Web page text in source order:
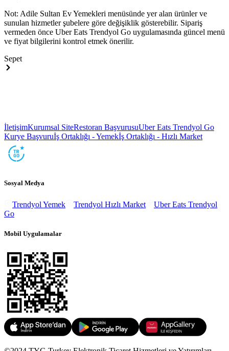
Not: Adile Sultan Ev Yemekleri menüsünde yer alan ürünler ve
sunulan hizmetler şubelere göre değişiklik gösterebilir. Sipariş
vermeden önce Uber Eats Trendyol Go uygulamasında güncel menü
ve fiyat bilgilerini kontrol etmek önerilir.
Sepet
İletişimKurumsal SiteRestoran BaşvurusuUber Eats Trendyol Go
Kurye Başvuruİş Ortaklığı - Yemekİş Ortaklığı - Hızlı Market
Sosyal Medya
Trendyol Yemek Trendyol Hızlı Market
Uber Eats Trendyol
Go
Mobil Uygulamalar